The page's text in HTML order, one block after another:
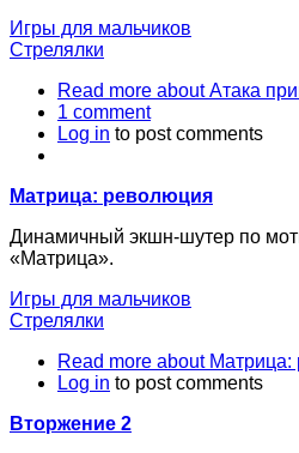
Игры для мальчиков
Стрелялки
Read more about Атака
1 comment
Log in to post comments
Матрица: революция
Динамичный экшн-шутер по
«Матрица».
Игры для мальчиков
Стрелялки
Read more about Матрица:
Log in to post comments
Вторжение 2